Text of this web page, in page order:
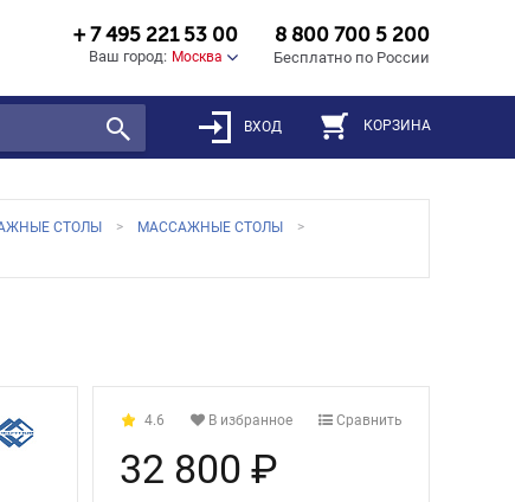
+ 7 495 221 53 00
Ваш город: Москва
8 800 700 5 200
Бесплатно по России
ВХОД КОРЗИНА
СТОЛЫ
МАССАЖНЫЕ СТОЛЫ
4.6 В избранное Сравнить
32 800 ₽